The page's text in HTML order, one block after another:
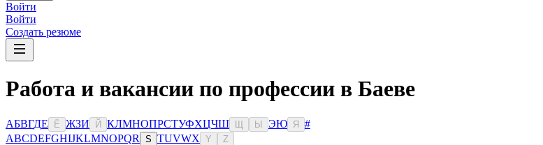
Войти
Войти
Создать резюме
Работа и вакансии по профессии в Баеве
АБВГДЕ Ё ЖЗИ Й КЛМНОПРСТУФХЦЧШ Ы ЭЮ Я
#
ABCDEFGHIJKLMNOPQR S TUVWX Y Z